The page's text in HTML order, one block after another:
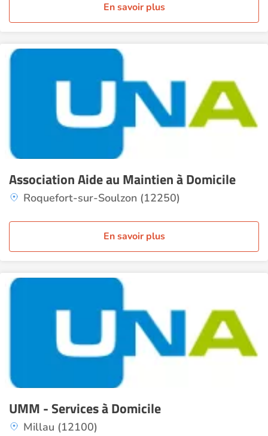
En savoir plus
Association Aide au Maintien à Domicile
Roquefort-sur-Soulzon (12250)
En savoir plus
UMM - Services à Domicile
Millau (12100)